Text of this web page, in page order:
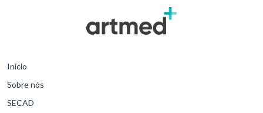
Início
Sobre nós
SECAD